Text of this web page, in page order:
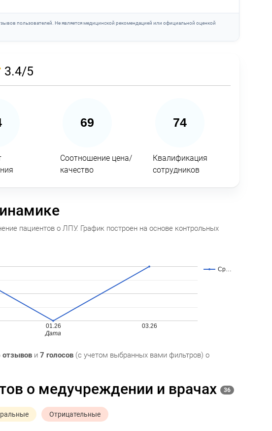
пользователей. Не является медицинской рекомендацией или официальной оценкой
3.4/5
69
Соотношение цена/
качество
74
Квалификация
сотрудников
пациентов о ЛПУ. График построен на основе контрольных
Ср…
01.26 03.26
Дата
отзывов и 7 голосов (с учетом выбранных вами фильтров) о
о медучреждении и врачах 36
Отрицательные